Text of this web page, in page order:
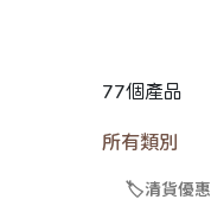
77個產品
所有類別
🏷️清貨優惠